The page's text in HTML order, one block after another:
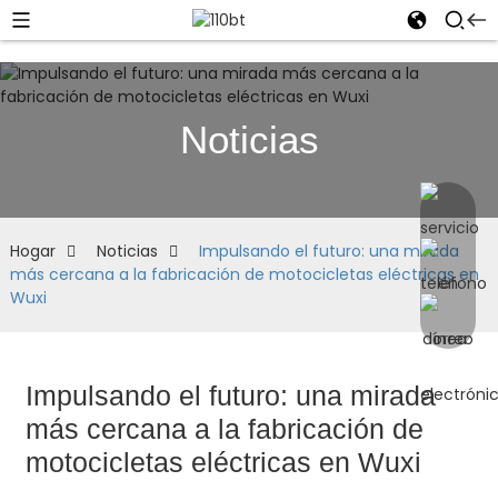
Noticias
Hogar Noticias
Impulsando el futuro: una mirada
más cercana a la fabricación de motocicletas eléctricas en
Wuxi
Impulsando el futuro: una mirada
más cercana a la fabricación de
motocicletas eléctricas en Wuxi